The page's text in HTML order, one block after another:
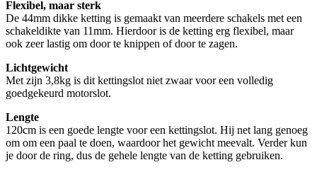
Flexibel, maar sterk
De 44mm dikke ketting is gemaakt van meerdere schakels met een
schakeldikte van 11mm. Hierdoor is de ketting erg flexibel, maar
ook zeer lastig om door te knippen of door te zagen.
Lichtgewicht
Met zijn 3,8kg is dit kettingslot niet zwaar voor een volledig
goedgekeurd motorslot.
Lengte
120cm is een goede lengte voor een kettingslot. Hij net lang genoeg
om om een paal te doen, waardoor het gewicht meevalt. Verder kun
je door de ring, dus de gehele lengte van de ketting gebruiken.